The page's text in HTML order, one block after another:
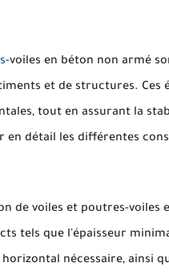
-voiles en béton non armé
et de structures. Ces
tout en assurant la
en détail les différentes
de voiles et poutres-
tels que l'épaisseur
horizontal nécessaire, ainsi